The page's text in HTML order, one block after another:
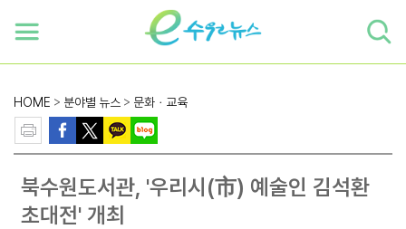
HOME > 분야별 뉴스 > 문화ㆍ교육
북수원도서관, '우리시(市) 예술인 김석환
초대전' 개최